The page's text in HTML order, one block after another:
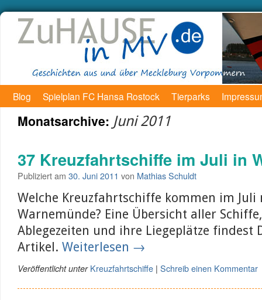
Blog Spielplan FC Hansa Rostock Tierparks
Monatsarchive: Juni 2011
37 Kreuzfahrtschiffe im Juli in
Publiziert am 30. Juni 2011 von Mathias Schuldt
Welche Kreuzfahrtschiffe kommen im Juli
Warnemünde? Eine Übersicht aller
Ablegezeiten und ihre Liegeplätze findest
Artikel. Weiterlesen →
Veröffentlicht unter Kreuzfahrtschiffe | Schreib einen Kommentar